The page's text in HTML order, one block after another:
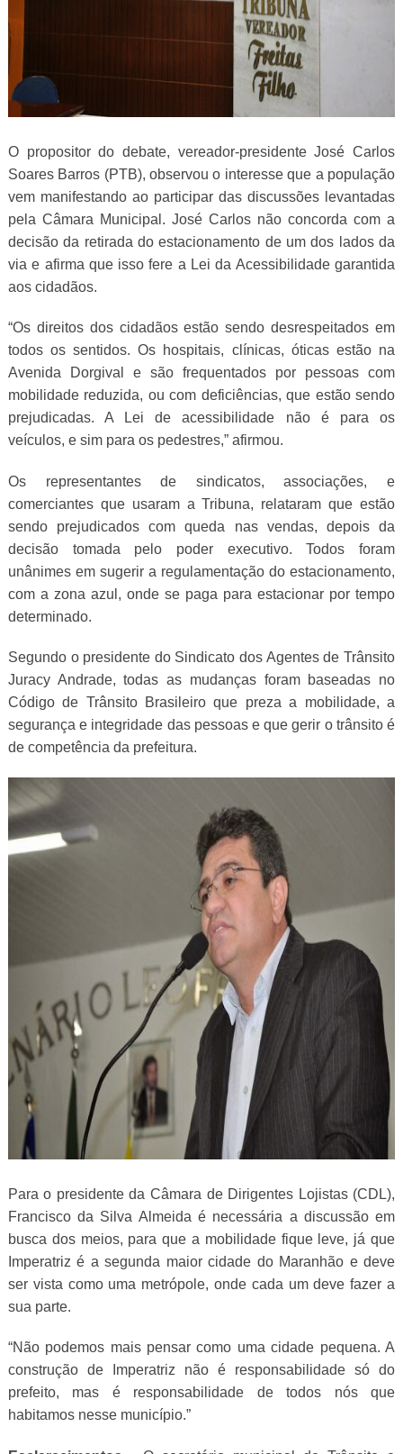
O propositor do debate, vereador-presidente José Carlos
Soares Barros (PTB), observou o interesse que a população
vem manifestando ao participar das discussões levantadas
pela Câmara Municipal. José Carlos não concorda com a
decisão da retirada do estacionamento de um dos lados da
via e afirma que isso fere a Lei da Acessibilidade garantida
aos cidadãos.
“Os direitos dos cidadãos estão sendo desrespeitados em
todos os sentidos. Os hospitais, clínicas, óticas estão na
Avenida Dorgival e são frequentados por pessoas com
mobilidade reduzida, ou com deficiências, que estão sendo
prejudicadas. A Lei de acessibilidade não é para os
veículos, e sim para os pedestres,” afirmou.
Os representantes de sindicatos, associações, e
comerciantes que usaram a Tribuna, relataram que estão
sendo prejudicados com queda nas vendas, depois da
decisão tomada pelo poder executivo. Todos foram
unânimes em sugerir a regulamentação do estacionamento,
com a zona azul, onde se paga para estacionar por tempo
determinado.
Segundo o presidente do Sindicato dos Agentes de Trânsito
Juracy Andrade, todas as mudanças foram baseadas no
Código de Trânsito Brasileiro que preza a mobilidade, a
segurança e integridade das pessoas e que gerir o trânsito é
de competência da prefeitura.
Para o presidente da Câmara de Dirigentes Lojistas (CDL),
Francisco da Silva Almeida é necessária a discussão em
busca dos meios, para que a mobilidade fique leve, já que
Imperatriz é a segunda maior cidade do Maranhão e deve
ser vista como uma metrópole, onde cada um deve fazer a
sua parte.
“Não podemos mais pensar como uma cidade pequena. A
construção de Imperatriz não é responsabilidade só do
prefeito, mas é responsabilidade de todos nós que
habitamos nesse município.”